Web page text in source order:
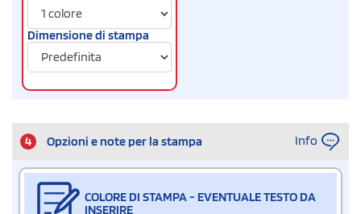
Dimensione di stampa
4 Opzioni e note per la stampa Info
COLORE DI STAMPA - EVENTUALE TESTO DA
INSERIRE